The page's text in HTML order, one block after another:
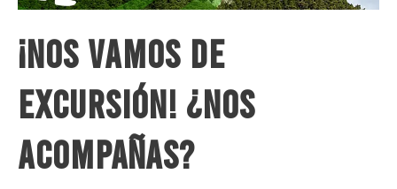
¡Nos vamos de
excursión! ¿Nos
acompañas?